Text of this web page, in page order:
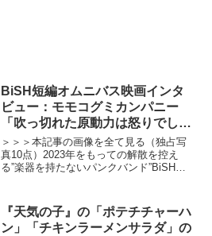
BiSH短編オムニバス映画インタ
ビュー：モモコグミカンパニー
「吹っ切れた原動力は怒りでし
た」
＞＞＞本記事の画像を全て見る（独占写
真10点）2023年をもっての解散を控え
る”楽器を持たないパンクバンド”BiSH
PCR is PAiPAi CHiNCH...
『天気の子』の「ポテチチャーハ
ン」「チキンラーメンサラダ」の